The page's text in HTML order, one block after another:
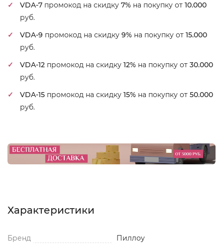
VDA-7 промокод на скидку 7% на покупку от 10.000
руб.
VDA-9 промокод на скидку 9% на покупку от 15.000
руб.
VDA-12 промокод на скидку 12% на покупку от 30.000
руб.
VDA-15 промокод на скидку 15% на покупку от 50.000
руб.
Характеристики
Бренд
Пиллоу